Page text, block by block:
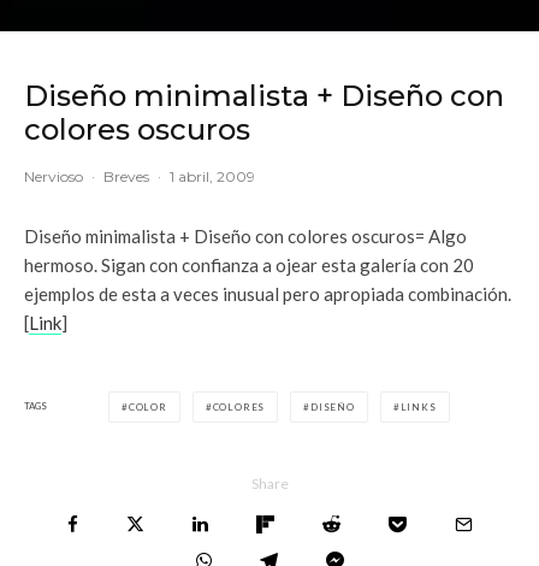
Diseño minimalista + Diseño con
colores oscuros
Nervioso · Breves · 1 abril, 2009
Diseño minimalista + Diseño con colores oscuros= Algo
hermoso. Sigan con confianza a ojear esta galería con 20
ejemplos de esta a veces inusual pero apropiada combinación.
[Link]
TAGS COLOR COLORES DISEÑO LINKS
Share